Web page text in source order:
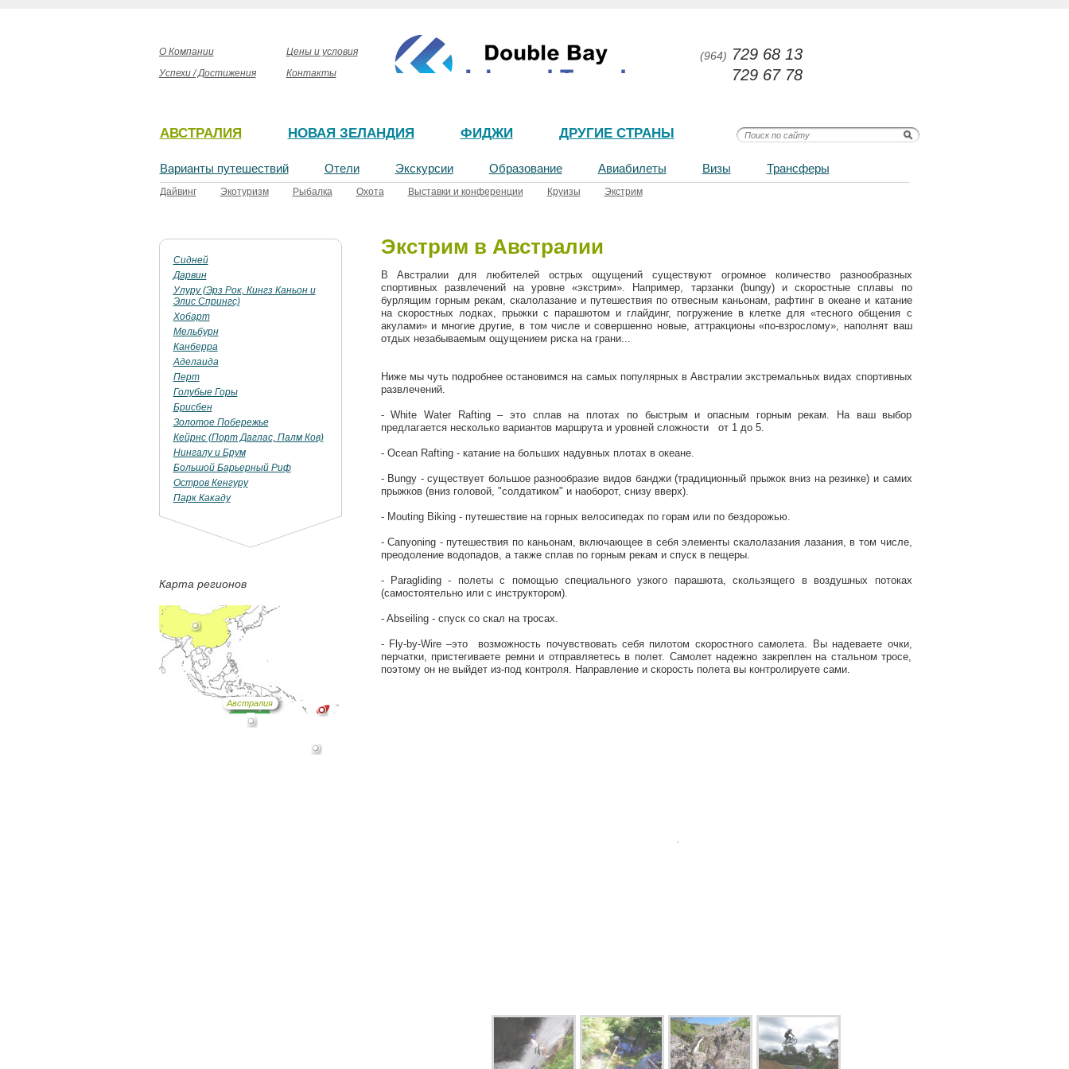
О Компании
Цены и условия
Успехи / Достижения
Контакты
(964) 729 68 13
729 67 78
АВСТРАЛИЯ
Варианты путешествий
Дайвинг Экотуризм Рыбалка Охота Выставки и конференции Круизы Экстрим
Отели Экскурсии Образование Авиабилеты Визы Трансферы
НОВАЯ ЗЕЛАНДИЯ ФИДЖИ ДРУГИЕ СТРАНЫ
Сидней
Дарвин
Улуру (Эрз Рок, Кингз Каньон и
Элис Спрингс)
Хобарт
Мельбурн
Канберра
Аделаида
Перт
Голубые Горы
Брисбен
Золотое Побережье
Кейрнс (Порт Даглас, Палм Ков)
Нингалу и Брум
Большой Барьерный Риф
Остров Кенгуру
Парк Какаду
Карта регионов
Австралия
Экстрим в Австралии
В Австралии для любителей острых ощущенийcуществуют огромное количество разнообразных
спортивных развлечений на уровне «экстрим». Например, тарзанки (bungy) и скоростные сплавы по
бурлящим горным рекам, скалолазание и путешествия по отвесным каньонам, рафтинг в океане и катание
на скоростных лодках, прыжки с парашютом и глайдинг, погружение в клетке для «тесного общения с
акулами» и многие другие, в том числе и совершенно новые, аттракционы «по-взрослому», наполнят ваш
отдых незабываемым ощущением риска на грани...
Ниже мы чуть подробнее остановимся на самых популярных в Австралии экстремальных видах спортивных
развлечений.
- White Water Rafting – это сплав на плотах по быстрым и опасным горным рекам. На ваш выбор
предлагается несколько вариантов маршрута и уровней сложности
от 1 до 5.
- Ocean Rafting - катание на больших надувных плотах в океане.
- Bungy - существует большое разнообразие видов банджи (традиционный прыжок вниз на резинке) и самих
прыжков (вниз головой, "солдатиком" и наоборот, снизу вверх).
- Mouting Biking - путешествие на горных велосипедах по горам или по бездорожью.
- Canyoning - путешествия по каньонам, включающее в себя элементы скалолазания лазания, в том числе,
преодоление водопадов, а также сплав по горным рекам и спуск в пещеры.
- Paragliding - полеты с помощью специального узкого парашюта, скользящего в воздушных потоках
(самостоятельно или с инструктором).
- Abseiling - спуск со скал на тросах.
- Fly-by-Wire –это
возможность почувствовать себя пилотом скоростного самолета. Вы надеваете очки,
перчатки, пристегиваете ремни и отправляетесь в полет. Самолет надежно закреплен на стальном тросе,
поэтому он не выйдет из-под контроля. Направление и скорость полета вы контролируете сами.